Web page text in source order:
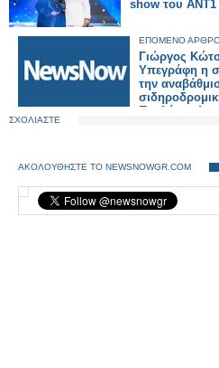
show του ΑΝΤ1
ΕΠΟΜΕΝΟ
Γιώργος
Υπεγράφη η
την
Πουλόπουλου
ΣΧΟΛΙΑΣΤΕ
ΑΚΟΛΟΥΘΗΣΤΕ ΤΟ NEWSNOWGR.COM